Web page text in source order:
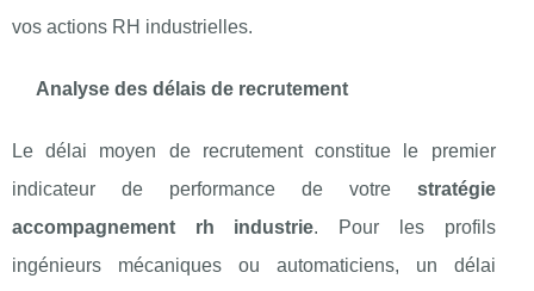
vos actions RH industrielles.
Analyse des délais de recrutement
Le délai moyen de recrutement constitue le premier
indicateur de performance de votre stratégie
accompagnement rh industrie. Pour les profils
ingénieurs mécaniques ou automaticiens, un délai